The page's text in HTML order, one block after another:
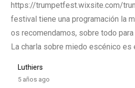
https://trumpetfest.wixsite.com/
festival tiene una programación la
os recomendamos, sobre todo
La charla sobre miedo escénico es
Luthiers
5 años ago